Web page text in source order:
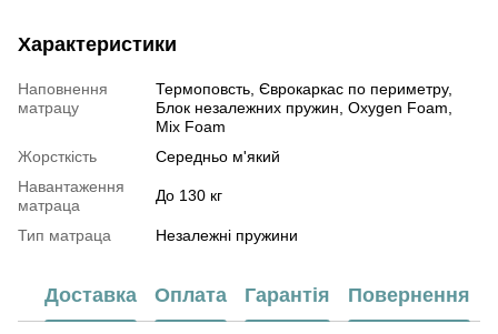
Характеристики
Наповнення
матрацу
Термоповсть, Єврокаркас по периметру,
Блок незалежних пружин, Oxygen Foam,
Mix Foam
Жорсткість
Середньо м'який
Навантаження
матраца
До 130 кг
Тип матраца Незалежні пружини
Доставка Оплата Гарантія Повернення